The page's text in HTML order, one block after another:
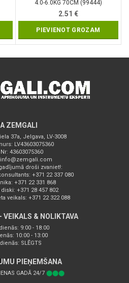
4.0-6.0KG 70CM (99444)
2.51 €
PIEVIENOT GROZAM
ZEMGALI
37a, Jelgava, LV-3008
LV43603075360
43603075360
info@zemgali.com
droši zvaniet!:
+371 22 337 080
+371 22 331 868
+371 28 457 802
veikals: +371 22 322 088
VEIKALS & NOLIKTAVA
9:00 - 18:00
10:00 - 13:00
SLĒGTS
PIEŅEMŠANA
GADĀ 24/7 ⬤⬤⬤